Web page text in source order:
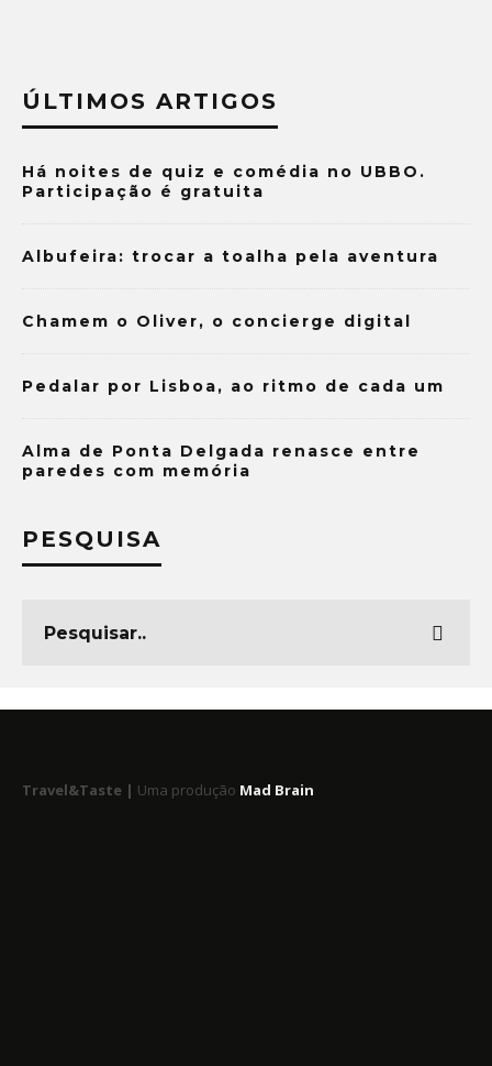
ÚLTIMOS ARTIGOS
Há noites de quiz e comédia no UBBO.
Participação é gratuita
Albufeira: trocar a toalha pela aventura
Chamem o Oliver, o concierge digital
Pedalar por Lisboa, ao ritmo de cada um
Alma de Ponta Delgada renasce entre
paredes com memória
PESQUISA
Travel&Taste | Uma produção Mad Brain